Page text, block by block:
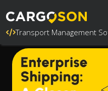
Transport Management